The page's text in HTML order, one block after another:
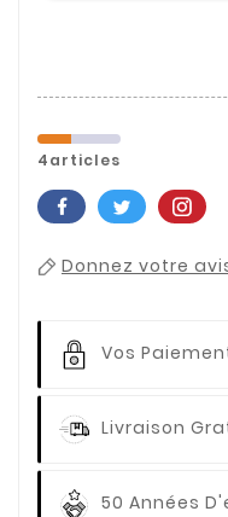
4articles
Donnez votre
Vos
Livraison
50 Années